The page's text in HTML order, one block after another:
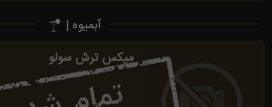
آبمیوه |
میکس ترش سولو